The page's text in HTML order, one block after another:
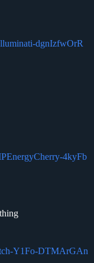
dgnIzfwOrR
4kyFb
Y1Fo-DTMArGAn